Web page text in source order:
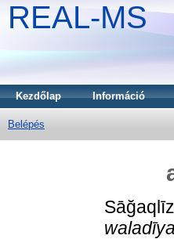
REAL-MS
Kezdőlap Információ
Belépés